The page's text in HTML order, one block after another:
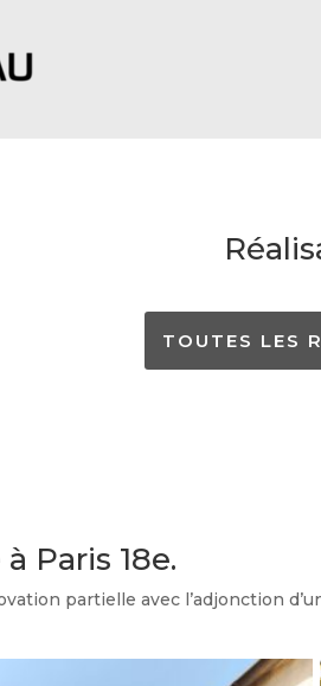
TOUTES LES
Paris 18e.
partielle avec l’adjonction